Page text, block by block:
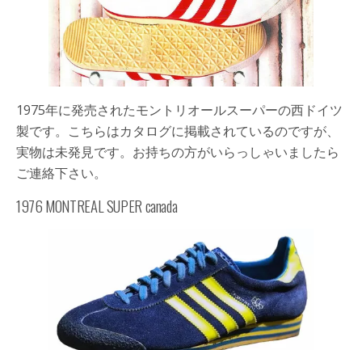
1975年に発売されたモントリオールスーパーの西ドイツ
製です。こちらはカタログに掲載されているのですが、
実物は未発見です。お持ちの方がいらっしゃいましたら
ご連絡下さい。
1976 MONTREAL SUPER canada